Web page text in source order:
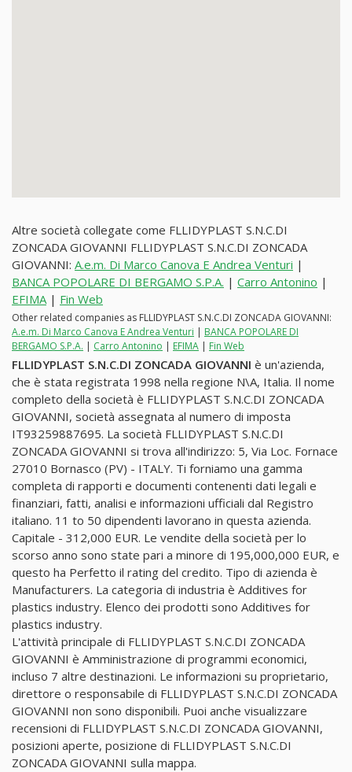
Altre società collegate come FLLIDYPLAST S.N.C.DI
ZONCADA GIOVANNI FLLIDYPLAST S.N.C.DI ZONCADA
GIOVANNI: A.e.m. Di Marco Canova E Andrea Venturi |
BANCA POPOLARE DI BERGAMO S.P.A. | Carro Antonino |
EFIMA | Fin Web
Other related companies as FLLIDYPLAST S.N.C.DI ZONCADA GIOVANNI:
A.e.m. Di Marco Canova E Andrea Venturi | BANCA POPOLARE DI
BERGAMO S.P.A. | Carro Antonino | EFIMA | Fin Web
FLLIDYPLAST S.N.C.DI ZONCADA GIOVANNI è un'azienda,
che è stata registrata 1998 nella regione N\A, Italia. Il nome
completo della società è FLLIDYPLAST S.N.C.DI ZONCADA
GIOVANNI, società assegnata al numero di imposta
IT93259887695. La società FLLIDYPLAST S.N.C.DI
ZONCADA GIOVANNI si trova all'indirizzo: 5, Via Loc. Fornace
27010 Bornasco (PV) - ITALY. Ti forniamo una gamma
completa di rapporti e documenti contenenti dati legali e
finanziari, fatti, analisi e informazioni ufficiali dal Registro
italiano. 11 to 50 dipendenti lavorano in questa azienda.
Capitale - 312,000 EUR. Le vendite della società per lo
scorso anno sono state pari a minore di 195,000,000 EUR, e
questo ha Perfetto il rating del credito. Tipo di azienda è
Manufacturers. La categoria di industria è Additives for
plastics industry. Elenco dei prodotti sono Additives for
plastics industry.
L'attività principale di FLLIDYPLAST S.N.C.DI ZONCADA
GIOVANNI è Amministrazione di programmi economici,
incluso 7 altre destinazioni. Le informazioni su proprietario,
direttore o responsabile di FLLIDYPLAST S.N.C.DI ZONCADA
GIOVANNI non sono disponibili. Puoi anche visualizzare
recensioni di FLLIDYPLAST S.N.C.DI ZONCADA GIOVANNI,
posizioni aperte, posizione di FLLIDYPLAST S.N.C.DI
ZONCADA GIOVANNI sulla mappa.